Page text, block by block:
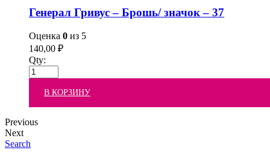
Генерал Гривус – Брошь/ значок – 37
Оценка 0 из 5
140,00 ₽
Qty:
В КОРЗИНУ
Previous
Next
Search